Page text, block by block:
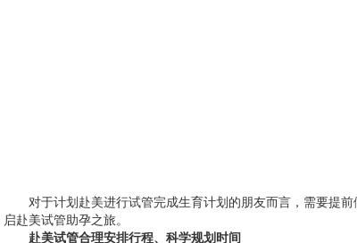
对于计划赴美进行试管完成生育计划的朋友而言，需要提
启赴美试管助孕之旅。
赴美试管合理安排行程、科学规划时间